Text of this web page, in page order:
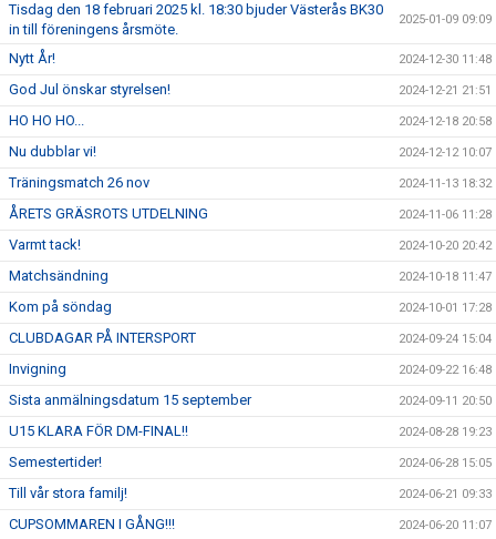
Tisdag den 18 februari 2025 kl. 18:30 bjuder Västerås BK30
in till föreningens årsmöte.
2025-01-09 09:09
Nytt År! 2024-12-30 11:48
God Jul önskar styrelsen! 2024-12-21 21:51
HO HO HO... 2024-12-18 20:58
Nu dubblar vi! 2024-12-12 10:07
Träningsmatch 26 nov 2024-11-13 18:32
ÅRETS GRÄSROTS UTDELNING 2024-11-06 11:28
Varmt tack! 2024-10-20 20:42
Matchsändning 2024-10-18 11:47
Kom på söndag 2024-10-01 17:28
CLUBDAGAR PÅ INTERSPORT 2024-09-24 15:04
Invigning 2024-09-22 16:48
Sista anmälningsdatum 15 september 2024-09-11 20:50
U15 KLARA FÖR DM-FINAL!! 2024-08-28 19:23
Semestertider! 2024-06-28 15:05
Till vår stora familj! 2024-06-21 09:33
CUPSOMMAREN I GÅNG!!! 2024-06-20 11:07